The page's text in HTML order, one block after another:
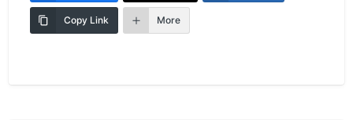
Copy Link More